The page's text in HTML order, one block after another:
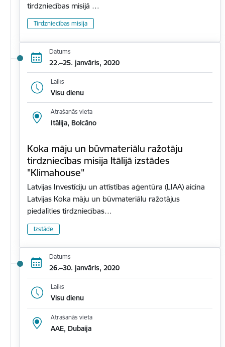
tirdzniecības misijā …
Tirdzniecības misija
Datums
22.–25. janvāris, 2020
Laiks
Visu dienu
Atrašanās vieta
Itālija, Bolcāno
Koka māju un būvmateriālu ražotāju
tirdzniecības misija Itālijā izstādes
"Klimahouse"
Latvijas Investīciju un attīstības aģentūra (LIAA) aicina
Latvijas Koka māju un būvmateriālu ražotājus
piedalīties tirdzniecības…
Izstāde
Datums
26.–30. janvāris, 2020
Laiks
Visu dienu
Atrašanās vieta
AAE, Dubaija